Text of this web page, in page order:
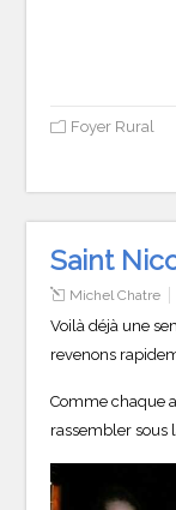
Foyer Rural
Saint
Michel Chatre
Voilà déjà une
revenons
Comme chaque
rassembler sous